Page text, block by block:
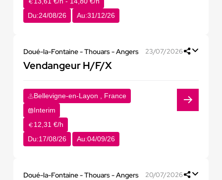
Du:24/08/26 Au:31/12/26
Doué-la-Fontaine - Thouars - Angers 23/07/2026
Vendangeur H/F/X
Bellevigne-en-Layon , France
Interim
12,31 €/h
Du:17/08/26 Au:04/09/26
Doué-la-Fontaine - Thouars - Angers 20/07/2026